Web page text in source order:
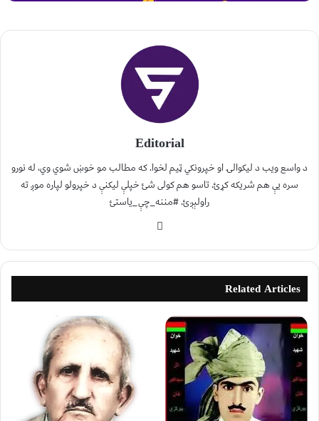
Editorial
د واسع ویب د لیکوالۍ او خپرونکي ټیم لخوا. که مطالب مو خوښ شوي وي، له نورو
سره یې هم شریکه کړئ. تاسو هم کولی شئ خپلې لیکنې د خپرولو لپاره موږ ته
راولېږئ. #مننه_چې_یاستئ
Related Articles